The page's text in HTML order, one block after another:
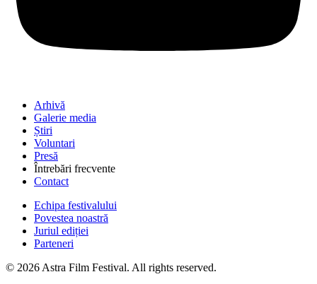
Arhivă
Galerie media
Știri
Voluntari
Presă
Întrebări frecvente
Contact
Echipa festivalului
Povestea noastră
Juriul ediției
Parteneri
© 2026 Astra Film Festival. All rights reserved.